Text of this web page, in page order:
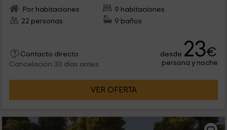
Por habitaciones
9 habitaciones
22 personas
9 baños
Contacto directo
Cancelación 30 días antes
desde 23€
persona y noche
VER OFERTA